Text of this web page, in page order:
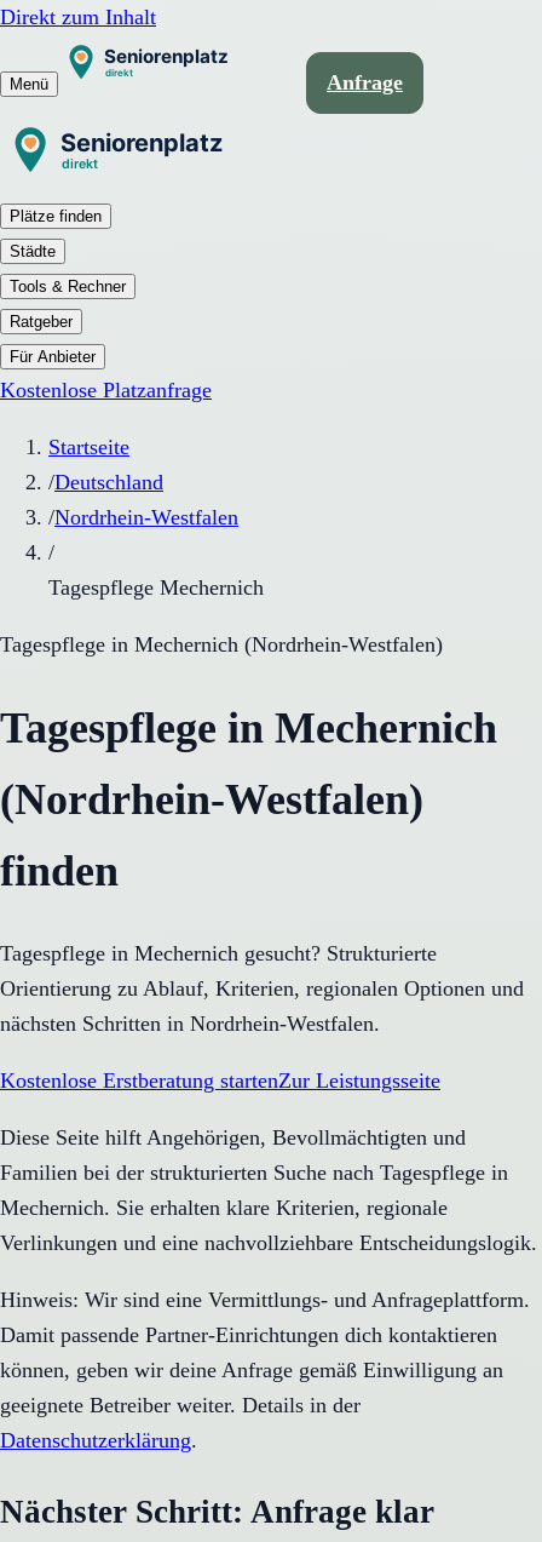
Direkt zum Inhalt
Menü Anfrage
Plätze finden
Städte
Tools & Rechner
Ratgeber
Für Anbieter
Kostenlose Platzanfrage
Startseite
/Deutschland
/Nordrhein-Westfalen
/
Tagespflege Mechernich
Tagespflege in Mechernich (Nordrhein-Westfalen)
Tagespflege in Mechernich
(Nordrhein-Westfalen)
finden
Tagespflege in Mechernich gesucht? Strukturierte
Orientierung zu Ablauf, Kriterien, regionalen Optionen und
nächsten Schritten in Nordrhein-Westfalen.
Kostenlose Erstberatung startenZur Leistungsseite
Diese Seite hilft Angehörigen, Bevollmächtigten und
Familien bei der strukturierten Suche nach Tagespflege in
Mechernich. Sie erhalten klare Kriterien, regionale
Verlinkungen und eine nachvollziehbare Entscheidungslogik.
Hinweis: Wir sind eine Vermittlungs- und Anfrageplattform.
Damit passende Partner-Einrichtungen dich kontaktieren
können, geben wir deine Anfrage gemäß Einwilligung an
geeignete Betreiber weiter. Details in der
Datenschutzerklärung.
Nächster Schritt: Anfrage klar